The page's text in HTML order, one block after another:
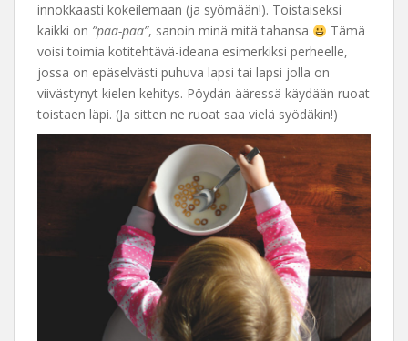
innokkaasti kokeilemaan (ja syömään!). Toistaiseksi
kaikki on ”paa-paa”, sanoin minä mitä tahansa
Tämä
voisi toimia kotitehtävä-ideana esimerkiksi perheelle,
jossa on epäselvästi puhuva lapsi tai lapsi jolla on
viivästynyt kielen kehitys. Pöydän ääressä käydään ruoat
toistaen läpi. (Ja sitten ne ruoat saa vielä syödäkin!)